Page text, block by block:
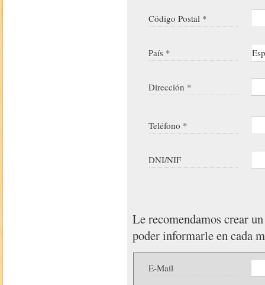
Código Postal *
País *
Dirección *
Teléfono *
DNI/NIF
Le recomendamos crear
poder informarle en cada
E-Mail